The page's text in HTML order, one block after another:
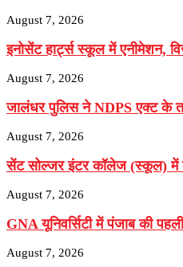
August 7, 2026
इनोसेंट हार्ट्स स्कूल में एनीमेशन,
August 7, 2026
जालंधर पुलिस ने NDPS एक्ट के
August 7, 2026
सेंट सोल्जर इंटर कॉलेज (स्कूल) में
August 7, 2026
GNA यूनिवर्सिटी में पंजाब की
August 7, 2026